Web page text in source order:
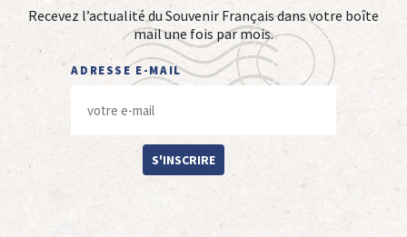
Recevez l’actualité du Souvenir Français dans votre boîte
mail une fois par mois.
ADRESSE E-MAIL
S'INSCRIRE